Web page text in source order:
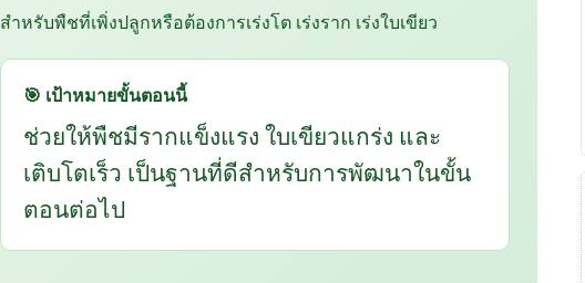
สำหรับพืชที่เพิ่งปลูกหรือต้องการเร่งโต เร่งราก เร่งใบเขียว
🎯 เป้าหมายขั้นตอนนี้
ช่วยให้พืชมีรากแข็งแรง ใบเขียวแกร่ง และ
เติบโตเร็ว เป็นฐานที่ดีสำหรับการพัฒนาในขั้น
ตอนต่อไป